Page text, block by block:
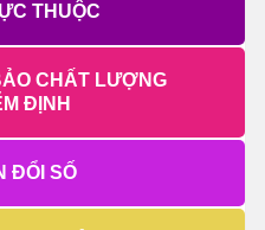
THUỘC
CHẤT LƯỢNG
ĐỊNH
ĐỔI SỐ